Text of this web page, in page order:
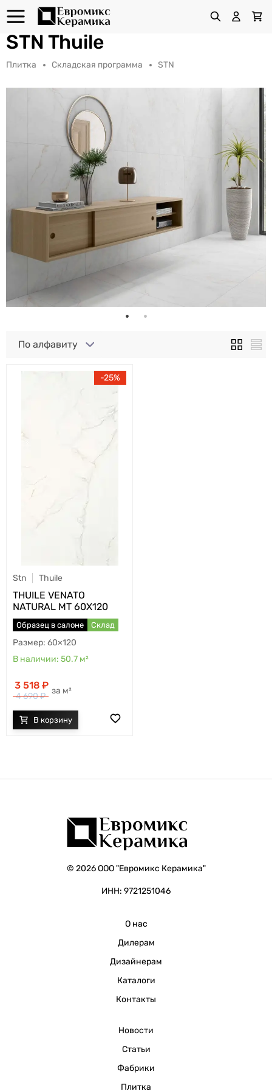
STN Thuile
Плитка Складская программа STN
По алфавиту
25
Stn Thuile
THUILE VENATO
NATURAL MT 60X120
Образец в салоне Склад
60×120
50.7 м²
3 518
4 690
м²
© 2026 ООО "Евромикс Керамика"
ИНН: 9721251046
О нас
Дилерам
Дизайнерам
Каталоги
Контакты
Новости
Статьи
Фабрики
Плитка